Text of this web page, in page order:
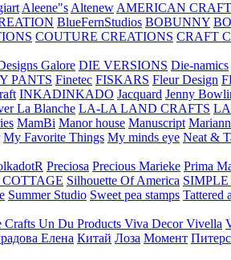
Aleene"s Altenew AMERICAN
BlueFernStudios BOBUNNY
COUTURE CREATIONS CRAFT
Galore DIE VERSIONS Die-namics
PANTS Finetec FISKARS Fleur Design
INKADINKADO Jacquard Jenny
La Blanche LA-LA LAND CRAFTS
MamBi Manor house Manuscript
My Favorite Things My minds eye Neat &
Preciosa Precious Marieke Prima
Silhouette Of America SIMPLE
Summer Studio Sweet pea stamps Tattered
Crafts Un Du Products Viva DecorVivella
Елена Китай Лоза Момент